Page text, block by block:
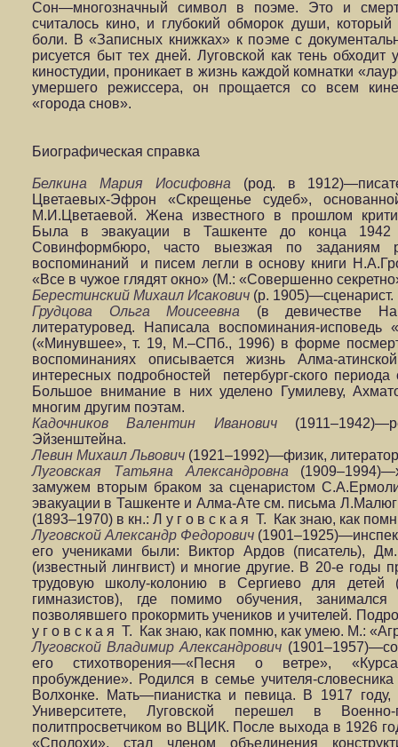
Сон—многозначный символ в поэме. Это и
считалось кино, и глубокий обморок души, который
боли. В «Записных книжках» к поэме с
рисуется быт тех дней. Луговской как тень обходит
киностудии, проникает в жизнь каждой комнатки
умершего режиссера, он прощается со всем
«города снов».
Биографическая справка
Белкина Мария Иосифовна (род. в
Цветаевых-Эфрон «Скрещенье судеб»,
М.И.Цветаевой. Жена известного в прошлом
Была в эвакуации в Ташкенте до конца 1942
Совинформбюро, часто выезжая по заданиям
воспоминаний и писем легли в основу книги
«Все в чужое глядят окно» (М.: «Совершенно
Берестинский Михаил Исакович (р. 1905)—сценарист.
Грудцова Ольга Моисеевна (в девичестве
литературовед. Написала воспоминания-
(«Минувшее», т. 19, М.–СПб., 1996) в форме
воспоминаниях описывается жизнь Алма-
интересных подробностей петербург-ского
Большое внимание в них уделено Гумилеву,
многим другим поэтам.
Кадочников Валентин Иванович
Эйзенштейна.
Левин Михаил Львович (1921–1992)—физик,
Луговская Татьяна Александровна
замужем вторым браком за сценаристом
эвакуации в Ташкенте и Алма-Ате см. письма
(1893–1970) в кн.: Л у г о в с к а я Т. Как знаю, как
Луговской Александр Федорович
его учениками были: Виктор Ардов (писатель),
(известный лингвист) и многие другие. В 20-е годы
трудовую школу-колонию в Сергиево для
гимназистов), где помимо обучения, занимался
позволявшего прокормить учеников и учителей.
у г о в с к а я Т. Как знаю, как помню, как умею. М.:
Луговской Владимир Александрович
его стихотворения—«Песня о ветре»,
пробуждение». Родился в семье учителя-
Волхонке. Мать—пианистка и певица. В 1917 году,
Университете, Луговской перешел в Военно-
политпросветчиком во ВЦИК. После выхода в 1926
«Сполохи», стал членом объединения